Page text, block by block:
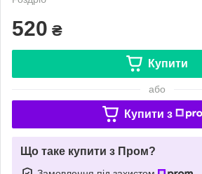
520 ₴
Купити
або
Купити з
Що таке купити з Пром?